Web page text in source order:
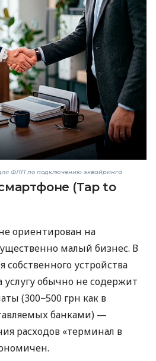
ФЛП по подключению эквайринга
(Tap to
ориентирован на
малый бизнес. В
собственного устройства
услугу обычно не содержит
(300−500 грн как в
банками) —
расходов «терминал в